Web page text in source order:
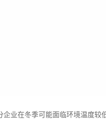
业在冬季可能面临环境温度较